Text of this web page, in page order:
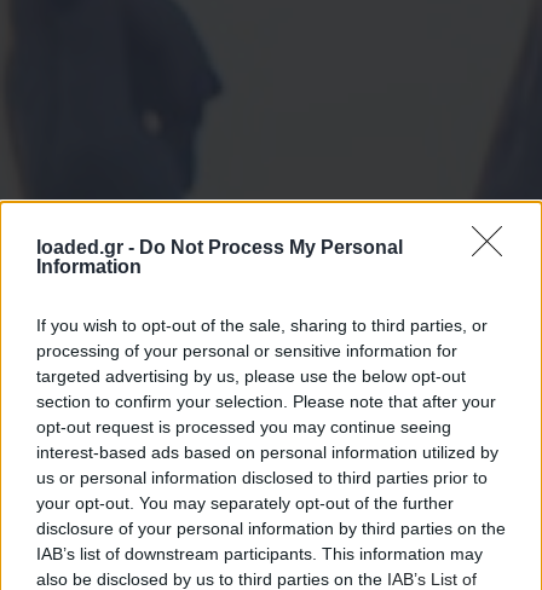
loaded.gr - Do Not Process My Personal
Information
If you wish to opt-out of the sale, sharing to third parties, or
processing of your personal or sensitive information for
targeted advertising by us, please use the below opt-out
section to confirm your selection. Please note that after your
opt-out request is processed you may continue seeing
interest-based ads based on personal information utilized by
us or personal information disclosed to third parties prior to
your opt-out. You may separately opt-out of the further
disclosure of your personal information by third parties on the
IAB’s list of downstream participants. This information may
also be disclosed by us to third parties on the IAB’s List of